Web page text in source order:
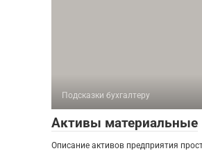
Подсказки бухгалтеру
Активы материальные
Описание активов предприятия